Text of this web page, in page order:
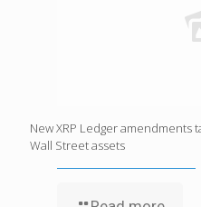
New XRP Ledger amendments
Wall Street assets